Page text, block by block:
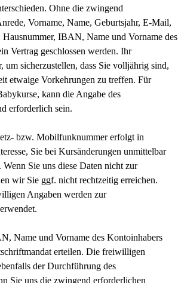
Ohne die zwingend
Vorname, Name, Geburtsjahr, E-Mail,
Hausnummer, IBAN, Name und Vorname des
Vertrag geschlossen werden. Ihr
um sicherzustellen, dass Sie volljährig sind,
etwaige Vorkehrungen zu treffen. Für
kann die Angabe des
erforderlich sein.
bzw. Mobilfunknummer erfolgt in
Sie bei Kursänderungen unmittelbar
Sie uns diese Daten nicht zur
wir Sie ggf. nicht rechtzeitig erreichen.
Angaben werden zur
Name und Vorname des Kontoinhabers
erteilen. Die freiwilligen
der Durchführung des
Sie uns die zwingend erforderlichen